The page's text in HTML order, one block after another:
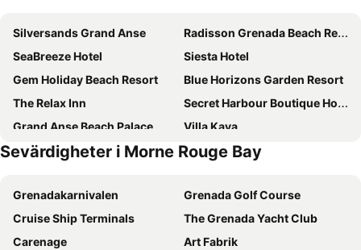
Silversands Grand Anse
Radisson Grenada Beach Resort
SeaBreeze Hotel
Siesta Hotel
Gem Holiday Beach Resort
Blue Horizons Garden Resort
The Relax Inn
Secret Harbour Boutique Hotel and Marina
Grand Anse Beach Palace
Villa Kaya
Allamanda Beach Resort
The Flamboyant Inn
La Sagesse Hotel, Restaurant and Beach Bar
Two Bays Beach Villa, Apartment, and Studios
Petite Anse
Mount Edgecombe Boutique Hotel
Sevärdigheter i Morne Rouge Bay
Grenadakarnivalen
Grenada Golf Course
Cruise Ship Terminals
The Grenada Yacht Club
Carenage
Art Fabrik